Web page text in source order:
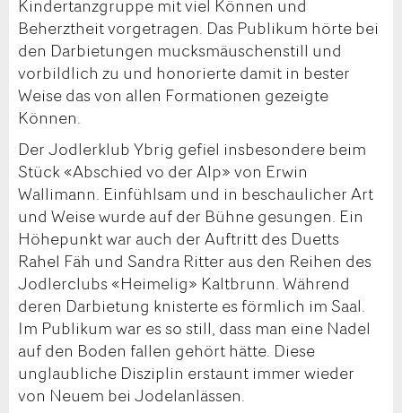
Kindertanzgruppe mit viel Können und
Beherztheit vorgetragen. Das Publikum hörte bei
den Darbietungen mucksmäuschenstill und
vorbildlich zu und honorierte damit in bester
Weise das von allen Formationen gezeigte
Können.
Der Jodlerklub Ybrig gefiel insbesondere beim
Stück «Abschied vo der Alp» von Erwin
Wallimann. Einfühlsam und in beschaulicher Art
und Weise wurde auf der Bühne gesungen. Ein
Höhepunkt war auch der Auftritt des Duetts
Rahel Fäh und Sandra Ritter aus den Reihen des
Jodlerclubs «Heimelig» Kaltbrunn. Während
deren Darbietung knisterte es förmlich im Saal.
Im Publikum war es so still, dass man eine Nadel
auf den Boden fallen gehört hätte. Diese
unglaubliche Disziplin erstaunt immer wieder
von Neuem bei Jodelanlässen.